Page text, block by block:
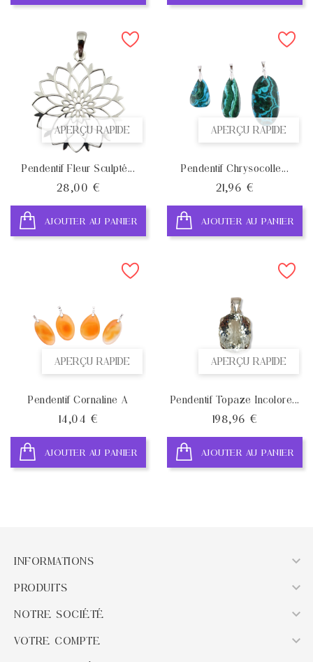
APERÇU RAPIDE
Pendentif Fleur Sculpté...
28,00 €
AJOUTER AU PANIER
APERÇU RAPIDE
Pendentif Chrysocolle...
21,96 €
AJOUTER AU PANIER
APERÇU RAPIDE
Pendentif Cornaline A
14,04 €
AJOUTER AU PANIER
APERÇU RAPIDE
Pendentif Topaze Incolore...
198,96 €
AJOUTER AU PANIER
INFORMATIONS 
PRODUITS 
NOTRE SOCIÉTÉ 
VOTRE COMPTE 